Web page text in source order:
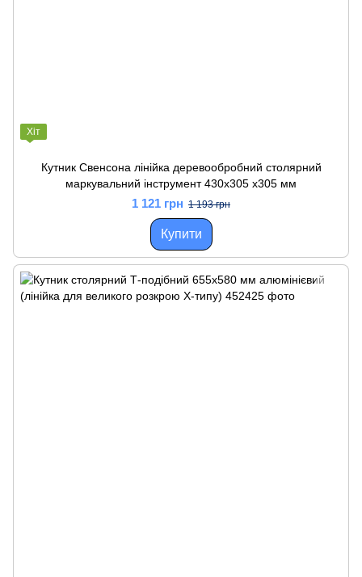
Хіт
Кутник Свенсона лінійка деревообробний столярний
маркувальний інструмент 430x305 x305 мм
1 121 грн 1 193 грн
Купити